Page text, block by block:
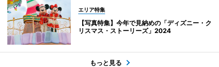
エリア特集
【写真特集】今年で見納めの「ディズニー・ク
リスマス・ストーリーズ」2024
もっと見る